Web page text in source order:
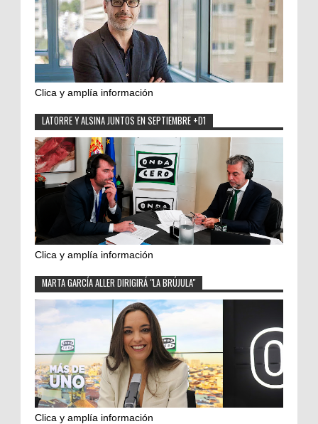
Clica y amplía información
LATORRE Y ALSINA JUNTOS EN SEPTIEMBRE +D1
Clica y amplía información
MARTA GARCÍA ALLER DIRIGIRÁ "LA BRÚJULA"
Clica y amplía información